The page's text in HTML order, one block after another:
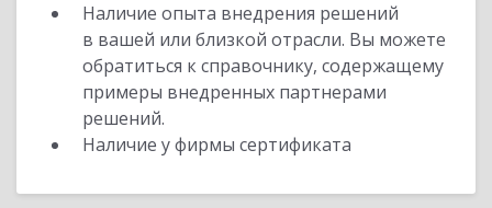
Наличие опыта внедрения решений
в вашей или близкой отрасли. Вы можете
обратиться к справочнику, содержащему
примеры внедренных партнерами
решений.
Наличие у фирмы сертификата